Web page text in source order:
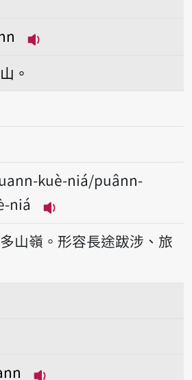
。
kuè-niá/puânn-
niá
播放音讀puânn-
山嶺。形容長途跋涉、旅